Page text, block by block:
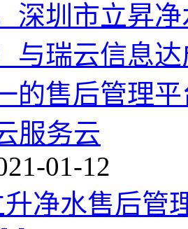
深圳市立昇
与瑞云信息
的售后管理
服务云
01-12
升净水售后管